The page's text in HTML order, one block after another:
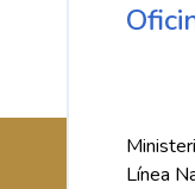
Línea